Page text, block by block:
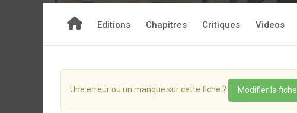
Editions Chapitres Critiques Videos
Une erreur ou un manque sur cette fiche ? Modifier la fiche